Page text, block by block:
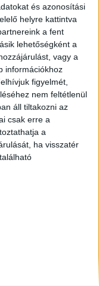
és azonosítási
helyre kattintva
a fent
lehetőségként a
vagy a
információkhoz
figyelmét,
nem feltétlenül
áll tiltakozni az
csak erre a
a
ha visszatér
Zárt kert